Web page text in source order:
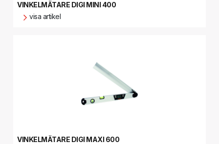
VINKELMÄTARE DIGI MINI 400
visa artikel
VINKELMÄTARE DIGI MAXI 600